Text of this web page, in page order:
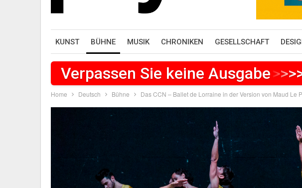
KUNST BÜHNE MUSIK CHRONIKEN GESELLSCHAFT
Verpassen Sie keine Ausgabe >>>
Home Deutsch Bühne Das CCN – Ballet de Lorraine in der Version von Maud Le